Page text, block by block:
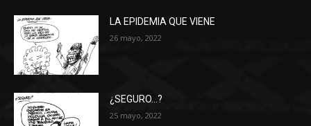
LA EPIDEMIA QUE VIENE
26 mayo, 2022
¿SEGURO…?
25 mayo, 2022